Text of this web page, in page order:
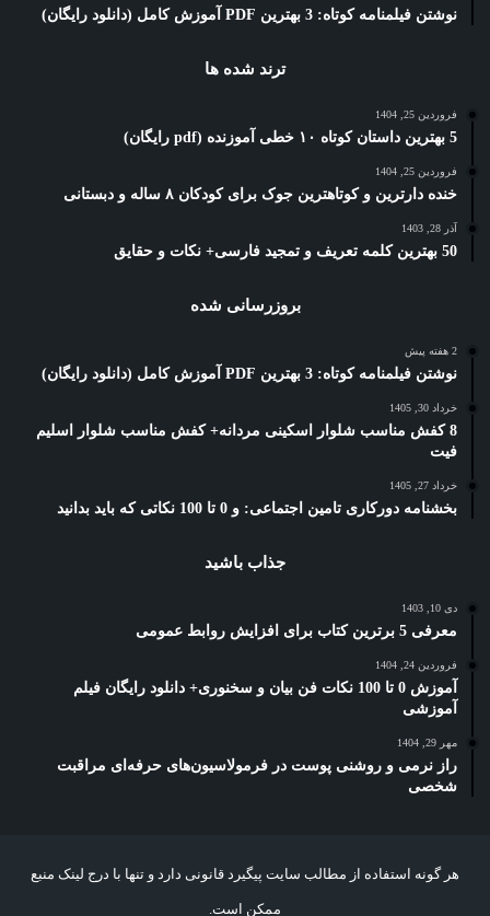
نوشتن فیلمنامه کوتاه: 3 بهترین PDF آموزش کامل (دانلود رایگان)
ترند شده ها
فروردین 25, 1404
5 بهترین داستان کوتاه ۱۰ خطی آموزنده (pdf رایگان)
فروردین 25, 1404
خنده دارترین و کوتاهترین جوک برای کودکان ۸ ساله و دبستانی
آذر 28, 1403
50 بهترین کلمه تعریف و تمجید فارسی+ نکات و حقایق
بروزرسانی شده
2 هفته پیش
نوشتن فیلمنامه کوتاه: 3 بهترین PDF آموزش کامل (دانلود رایگان)
خرداد 30, 1405
8 کفش مناسب شلوار اسکینی مردانه+ کفش مناسب شلوار اسلیم
فیت
خرداد 27, 1405
بخشنامه دورکاری تامین اجتماعی: و 0 تا 100 نکاتی که باید بدانید
جذاب باشید
دی 10, 1403
معرفی 5 برترین کتاب برای افزایش روابط عمومی
فروردین 24, 1404
آموزش 0 تا 100 نکات فن بیان و سخنوری+ دانلود رایگان فیلم
آموزشی
مهر 29, 1404
راز نرمی و روشنی پوست در فرمولاسیون‌های حرفه‌ای مراقبت
شخصی
هر گونه استفاده از مطالب سایت پیگیرد قانونی دارد و تنها با درج لینک منبع
ممکن است.